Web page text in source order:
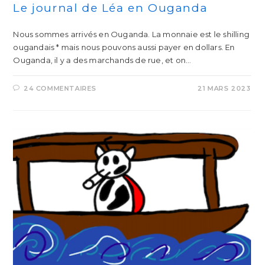
Le journal de Léa en Ouganda
Nous sommes arrivés en Ouganda. La monnaie est le shilling
ougandais * mais nous pouvons aussi payer en dollars. En
Ouganda, il y a des marchands de rue, et on…
24 COMMENTAIRES 21 MARS 2023